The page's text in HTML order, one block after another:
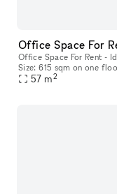
Office Space For Rent -
Size: 615 sqm on one
57 m2